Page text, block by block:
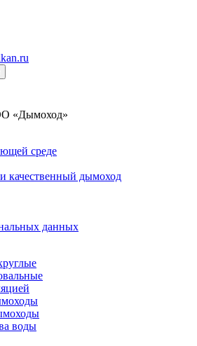
«Дымоход»
среде
качественный дымоход
данных
воды